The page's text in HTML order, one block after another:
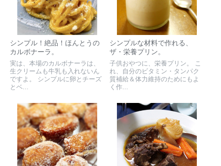
シンプル！絶品！ほんとうの
カルボナーラ。
実は、本場のカルボナーラは、
生クリームも牛乳も入れないん
ですよ。 シンプルに卵とチーズ
とベ...
シンプルな材料で作れる、
ザ・栄養プリン。
子供おやつに、栄養プリン。 こ
れ、自分のビタミン・タンパク
質補給＆体力維持のためにもよ
く作...